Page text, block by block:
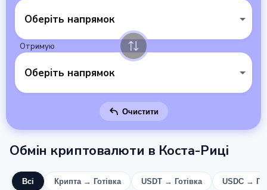
Оберіть напрямок
Отримую
Оберіть напрямок
Очистити
Обмін криптовалюти в Коста-Риці
Всі Крипта → Готівка USDT → Готівка USDC →